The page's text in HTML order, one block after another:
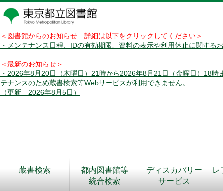
＜図書館からのお知らせ 詳細は以下をクリックしてください＞
・メンテナンス日程、IDの有効期限、資料の表示や利用休止に関する
＜最新のお知らせ＞
・2026年8月20日（木曜日）21時から2026年8月21日（金曜日）18時
テナンスのため蔵書検索等Webサービスが利用できません。
（更新 2026年8月5日）
蔵書検索
都内図書館等
統合検索
ディスカバリー
サービス
レ